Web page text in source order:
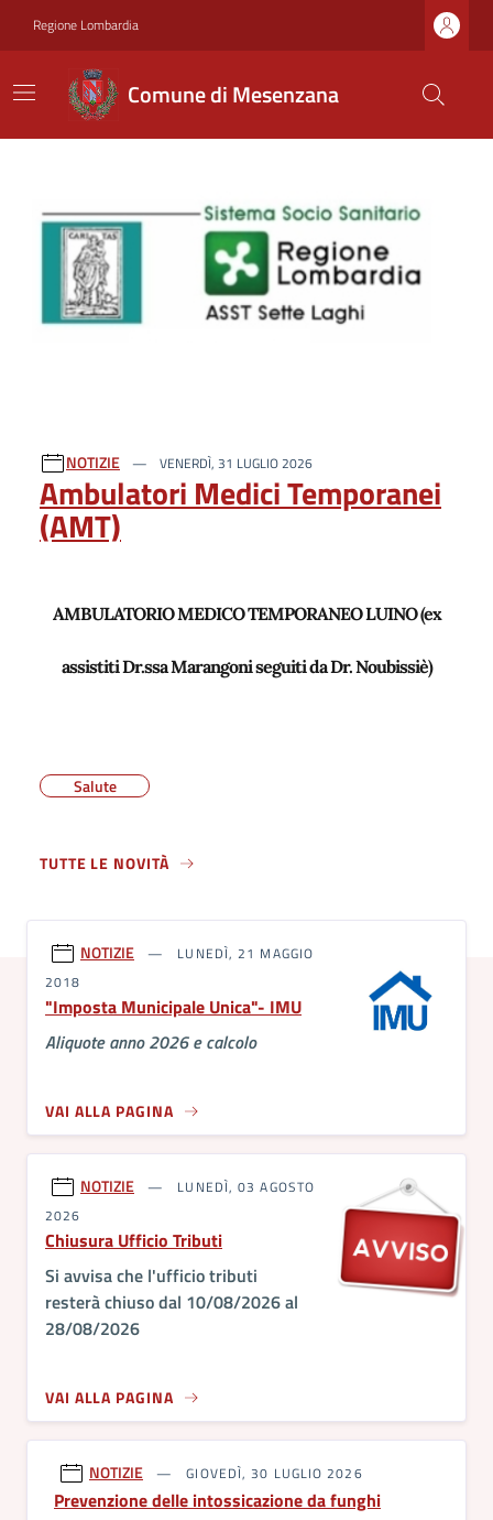
Regione Lombardia
Comune di Mesenzana
NOTIZIE VENERDÌ, 31 LUGLIO 2026
Ambulatori Medici Temporanei
(AMT)
AMBULATORIO MEDICO TEMPORANEO LUINO (ex
assistiti Dr.ssa Marangoni seguiti da Dr. Noubissiè)
Salute
TUTTE LE NOVITÀ
NOTIZIE
LUNEDÌ, 21 MAGGIO
2018
"Imposta Municipale Unica"- IMU
Aliquote anno 2026 e calcolo
VAI ALLA PAGINA
NOTIZIE
LUNEDÌ, 03 AGOSTO
2026
Chiusura Ufficio Tributi
Si avvisa che l'ufficio tributi
resterà chiuso dal 10/08/2026 al
28/08/2026
VAI ALLA PAGINA
NOTIZIE GIOVEDÌ, 30 LUGLIO 2026
Prevenzione delle intossicazione da funghi